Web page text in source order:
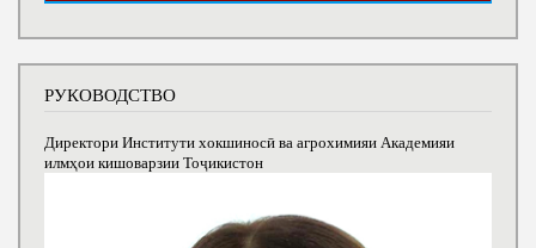
РУКОВОДСТВО
Директори Институти хокшиносӣ ва агрохимияи Академияи
илмҳои кишоварзии Тоҷикистон